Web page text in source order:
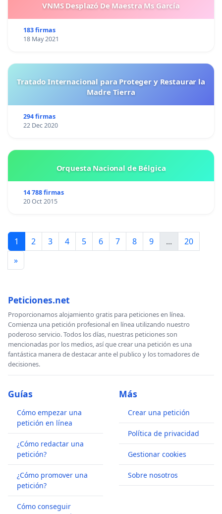
VNMS Desplazó De Maestra Ms García
183 firmas
18 May 2021
Tratado Internacional para Proteger y Restaurar la
Madre Tierra
294 firmas
22 Dec 2020
Orquesta Nacional de Bélgica
14 788 firmas
20 Oct 2015
1 2 3 4 5 6 7 8 9 ...
20
»
Peticiones.net
Proporcionamos alojamiento gratis para peticiones en línea.
Comienza una petición profesional en línea utilizando nuestro
poderoso servicio. Todos los días, nuestras peticiones son
mencionadas por los medios, así que crear una petición es una
fantástica manera de destacar ante el publico y los tomadores de
decisiones.
Guías
Cómo empezar una
petición en línea
¿Cómo redactar una
petición?
¿Cómo promover una
petición?
Cómo conseguir
Más
Crear una petición
Política de privacidad
Gestionar cookies
Sobre nosotros